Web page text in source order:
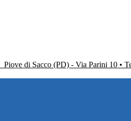
Piove di Sacco (PD) - Via Parini 10 •